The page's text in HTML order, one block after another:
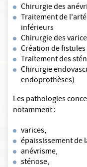
Chirurgie des
Traitement de
inférieurs
Chirurgie des
Création de
Traitement des
Chirurgie
endoprothèses)
Les pathologies
notamment :
varices,
épaississement de
anévrisme,
sténose,